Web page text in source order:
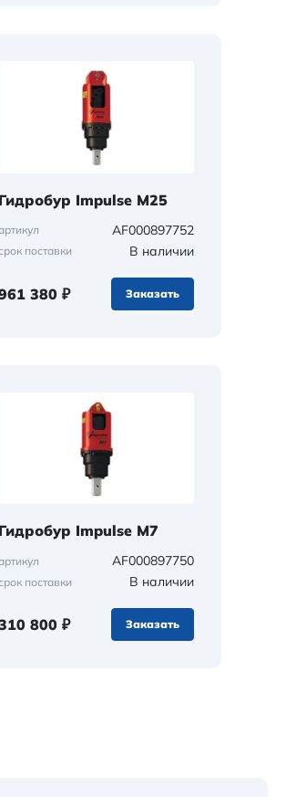
Гидробур Impulse M25
AF000897752
поставки В наличии
380 ₽ Заказать
Гидробур Impulse M7
AF000897750
поставки В наличии
800 ₽ Заказать